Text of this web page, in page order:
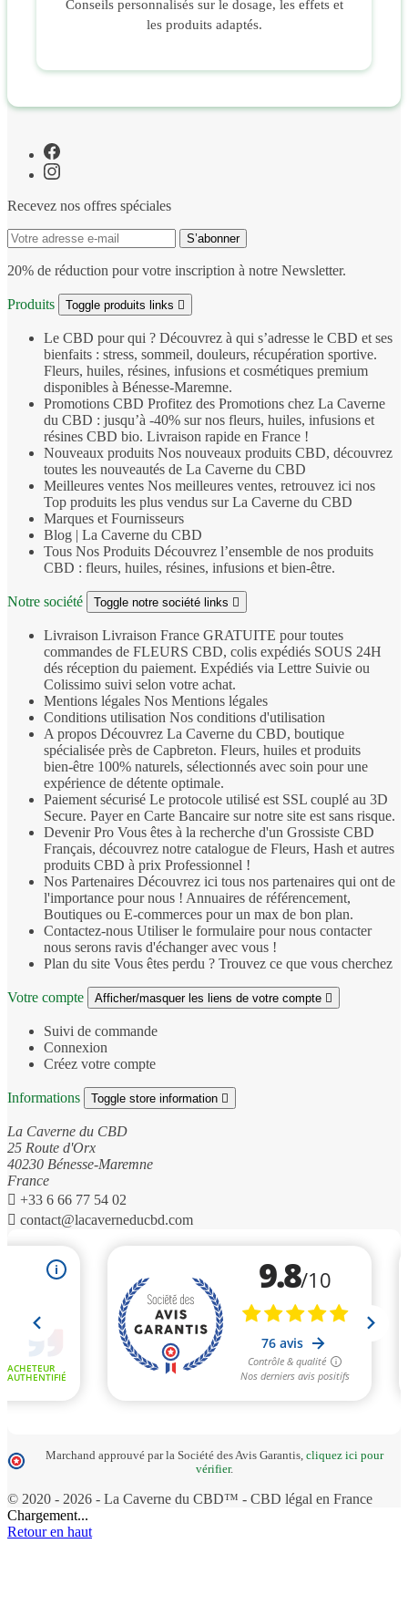
Conseils personnalisés sur le dosage, les effets et
les produits adaptés.
Recevez nos offres spéciales
20% de réduction pour votre inscription à notre Newsletter.
Produits Toggle produits links 
Le CBD pour qui ? Découvrez à qui s’adresse le CBD et ses
bienfaits : stress, sommeil, douleurs, récupération sportive.
Fleurs, huiles, résines, infusions et cosmétiques premium
disponibles à Bénesse‑Maremne.
Promotions CBD Profitez des Promotions chez La Caverne
du CBD : jusqu’à -40% sur nos fleurs, huiles, infusions et
résines CBD bio. Livraison rapide en France !
Nouveaux produits Nos nouveaux produits CBD, découvrez
toutes les nouveautés de La Caverne du CBD
Meilleures ventes Nos meilleures ventes, retrouvez ici nos
Top produits les plus vendus sur La Caverne du CBD
Marques et Fournisseurs
Blog | La Caverne du CBD
Tous Nos Produits Découvrez l’ensemble de nos produits
CBD : fleurs, huiles, résines, infusions et bien‑être.
Notre société Toggle notre société links 
Livraison Livraison France GRATUITE pour toutes
commandes de FLEURS CBD, colis expédiés SOUS 24H
dés réception du paiement. Expédiés via Lettre Suivie ou
Colissimo suivi selon votre achat.
Mentions légales Nos Mentions légales
Conditions utilisation Nos conditions d'utilisation
A propos Découvrez La Caverne du CBD, boutique
spécialisée près de Capbreton. Fleurs, huiles et produits
bien‑être 100% naturels, sélectionnés avec soin pour une
expérience de détente optimale.
Paiement sécurisé Le protocole utilisé est SSL couplé au 3D
Secure. Payer en Carte Bancaire sur notre site est sans risque.
Devenir Pro Vous êtes à la recherche d'un Grossiste CBD
Français, découvrez notre catalogue de Fleurs, Hash et autres
produits CBD à prix Professionnel !
Nos Partenaires Découvrez ici tous nos partenaires qui ont de
l'importance pour nous ! Annuaires de référencement,
Boutiques ou E-commerces pour un max de bon plan.
Contactez-nous Utiliser le formulaire pour nous contacter
nous serons ravis d'échanger avec vous !
Plan du site Vous êtes perdu ? Trouvez ce que vous cherchez
Votre compte Afficher/masquer les liens de votre compte 
Suivi de commande
Connexion
Créez votre compte
Informations Toggle store information 
La Caverne du CBD
25 Route d'Orx
40230 Bénesse-Maremne
France
 +33 6 66 77 54 02
 contact@lacaverneducbd.com
Marchand approuvé par la Société des Avis Garantis, cliquez ici pour
vérifier.
© 2020 - 2026 - La Caverne du CBD™ - CBD légal en France
Chargement...
Retour en haut